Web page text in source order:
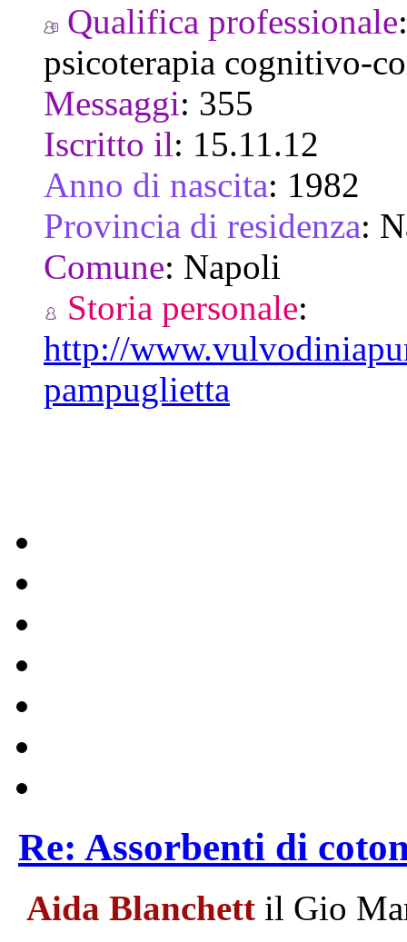
Qualifica professionale
psicoterapia cognitivo-
Messaggi: 355
Iscritto il: 15.11.12
Anno di nascita: 1982
Provincia di residenza:
Comune: Napoli
Storia personale:
http://
pampuglietta
Re: Assorbenti di
Aida Blanchett il Gio